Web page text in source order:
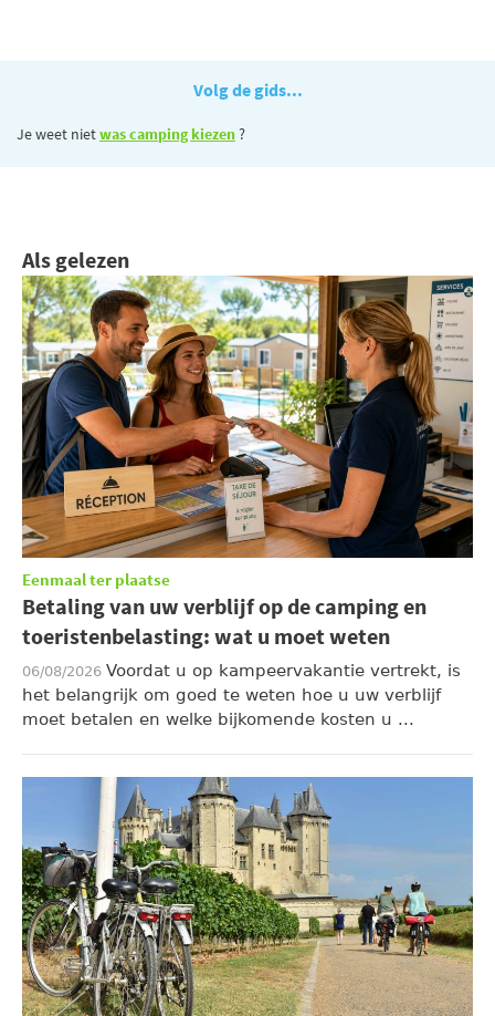
Volg de gids...
Je weet nietwas camping kiezen?
Als gelezen
Eenmaal ter plaatse
Betaling van uw verblijf op de camping en
toeristenbelasting: wat u moet weten
06/08/2026 Voordat u op kampeervakantie vertrekt, is
het belangrijk om goed te weten hoe u uw verblijf
moet betalen en welke bijkomende kosten u ...